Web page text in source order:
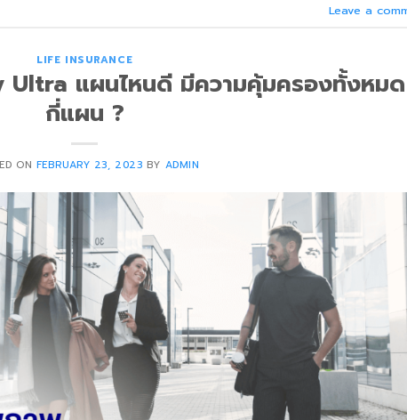
Leave a
LIFE INSURANCE
แผนไหนดี มีความคุ้มครองทั้งหมด
กี่แผน ?
ON FEBRUARY 23, 2023 BY ADMIN